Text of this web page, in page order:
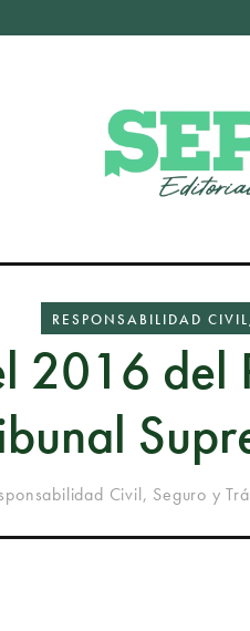
RESPONSABILIDAD
2016 del
Civil, Seguro y